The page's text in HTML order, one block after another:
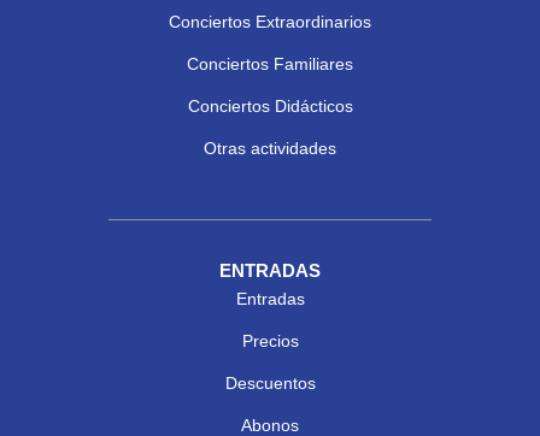
Conciertos Extraordinarios
Conciertos Familiares
Conciertos Didácticos
Otras actividades
ENTRADAS
Entradas
Precios
Descuentos
Abonos